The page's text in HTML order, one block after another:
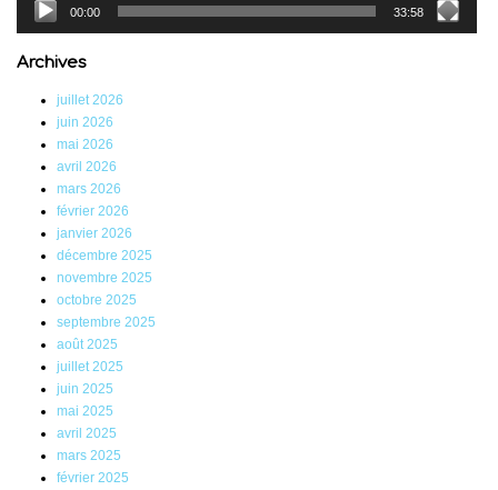
00:00 33:58
Archives
juillet 2026
juin 2026
mai 2026
avril 2026
mars 2026
février 2026
janvier 2026
décembre 2025
novembre 2025
octobre 2025
septembre 2025
août 2025
juillet 2025
juin 2025
mai 2025
avril 2025
mars 2025
février 2025